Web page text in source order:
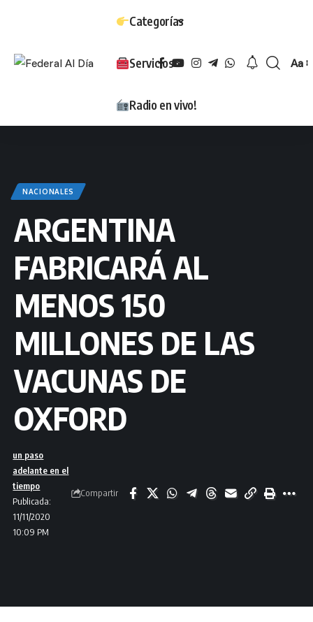
Categorías
Servicios
Radio en vivo!
Aa
NACIONALES
ARGENTINA
FABRICARÁ AL
MENOS 150
MILLONES DE LAS
VACUNAS DE
OXFORD
Publicada:
11/11/2020
10:09 PM
un paso
adelante en el
tiempo
Compartir